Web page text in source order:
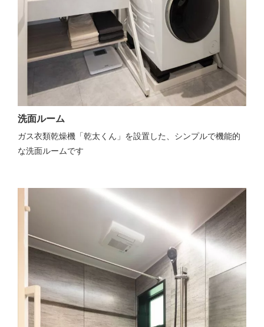
洗面ルーム
ガス衣類乾燥機「乾太くん」を設置した、シンプルで機能的
な洗面ルームです